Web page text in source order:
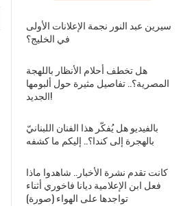
سيرين عبد النور نجمة الإعلانات الأولى
في الخليج؟
هل تخطف أحلام الأنظار باللهجة
المصرية؟.. تفاصيل مثيرة حول ألبومها
الجديد!
بالفيديو هل يُفكّر هذا الفنان اللبنانيّ
بالهجرة إلى كندا؟.. إليكم ما كشفه
كانت تقدم نشرة الأخبار.. شاهدوا ماذا
فعل ابن الإعلامية ديانا فاخوري أثناء
تواجدها على الهواء (صورة)